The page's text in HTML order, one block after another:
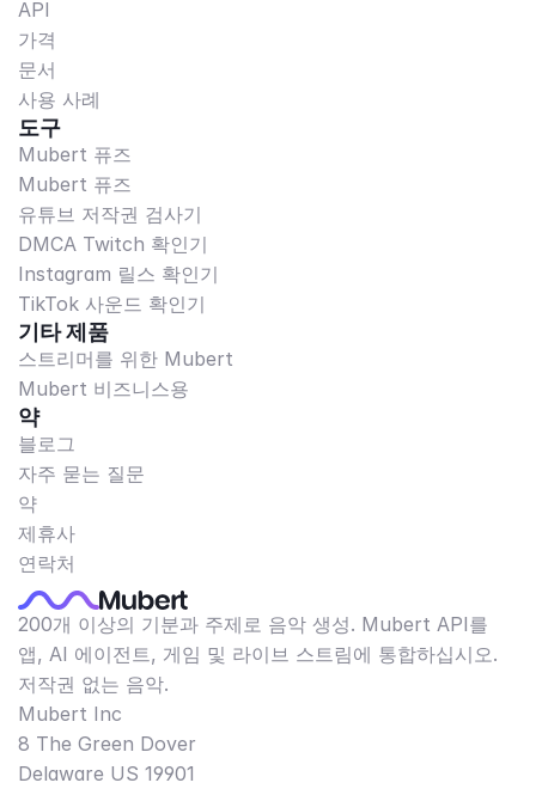
API
가격
문서
사용 사례
도구
Mubert 퓨즈
Mubert 퓨즈
유튜브 저작권 검사기
DMCA Twitch 확인기
Instagram 릴스 확인기
TikTok 사운드 확인기
기타 제품
스트리머를 위한 Mubert
Mubert 비즈니스용
약
블로그
자주 묻는 질문
약
제휴사
연락처
200개 이상의 기분과 주제로 음악 생성. Mubert API를
앱, AI 에이전트, 게임 및 라이브 스트림에 통합하십시오.
저작권 없는 음악.
Mubert Inc
8 The Green Dover
Delaware US 19901​